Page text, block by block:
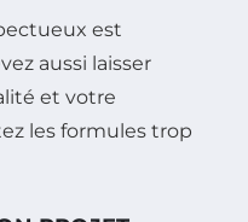
est
aussi laisser
et votre
les formules trop